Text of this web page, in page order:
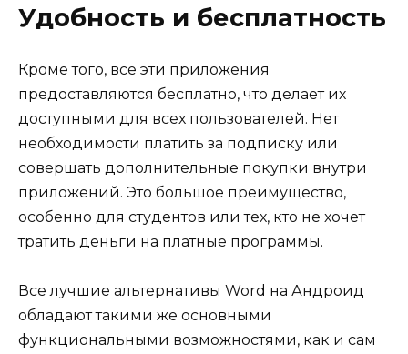
Удобность и бесплатность
Кроме того, все эти приложения
предоставляются бесплатно, что делает их
доступными для всех пользователей. Нет
необходимости платить за подписку или
совершать дополнительные покупки внутри
приложений. Это большое преимущество,
особенно для студентов или тех, кто не хочет
тратить деньги на платные программы.
Все лучшие альтернативы Word на Андроид
обладают такими же основными
функциональными возможностями, как и сам